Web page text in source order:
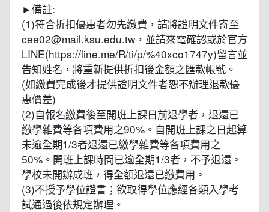
►備註:
(1)符合折扣優惠者勿先繳費，請將證明文件寄至
cee02@mail.ksu.edu.tw，並請來電確認或於官方
LINE(https://line.me/R/ti/p/%40xco1747y)留言並
告知姓名，將重新提供折扣後金額之匯款帳號。
(如繳費完成後才提供證明文件者恕不辦理退款優
惠價差)
(2)自報名繳費後至開班上課日前退學者，退還已
繳學雜費等各項費用之90%。自開班上課之日起算
未逾全期1/3者退還已繳學雜費等各項費用之
50%。開班上課時間已逾全期1/3者，不予退還。
學校未開辦成班，得全額退還已繳費用。
(3)不授予學位證書；欲取得學位應經各類入學考
試通過後依規定辦理。